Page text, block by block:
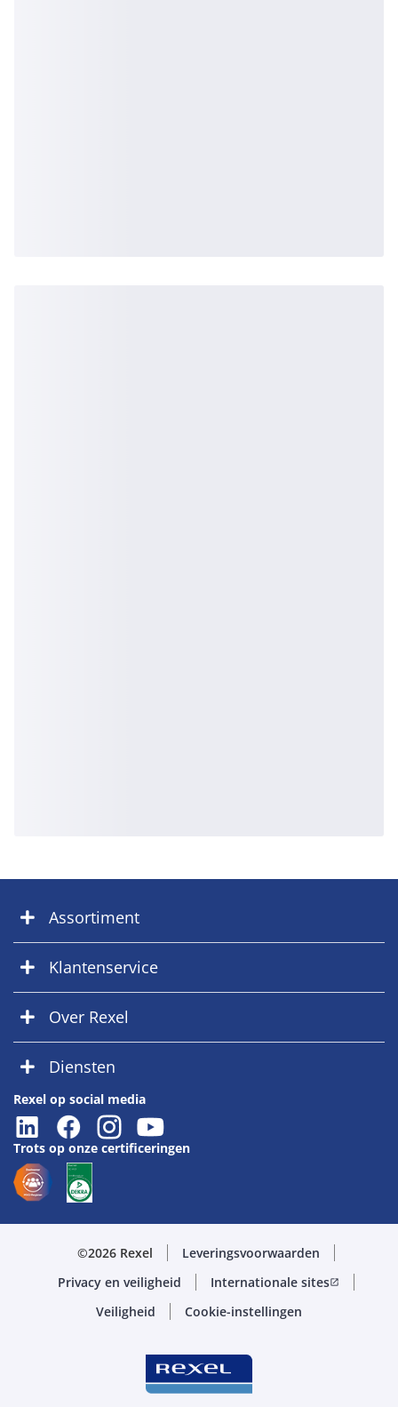
Assortiment
Klantenservice
Over Rexel
Diensten
Rexel op social media
Trots op onze certificeringen
©2026 Rexel
Leveringsvoorwaarden
Privacy en veiligheid
Internationale sitesopen_in_new
Veiligheid Cookie-instellingen